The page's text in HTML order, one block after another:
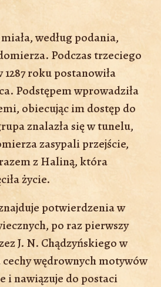
według podania,
Podczas trzeciego
roku postanowiła
Podstępem wprowadziła
obiecując im dostęp do
znalazła się w tunelu,
zasypali przejście,
z Haliną, która
życie.
potwierdzenia w
po raz pierwszy
J. N. Chądzyńskiego w
wędrownych motywów
i nawiązuje do postaci